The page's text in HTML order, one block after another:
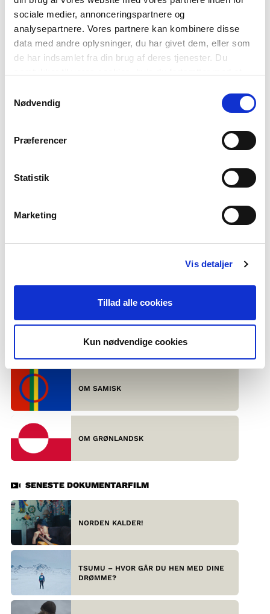
sociale medier, annonceringspartnere og
analysepartnere. Vores partnere kan kombinere disse
data med andre oplysninger, du har givet dem, eller som
de har indsamlet fra din brug af deres tjenester. Du
Nødvendig
Præferencer
Statistik
Marketing
Vis detaljer
Tillad alle cookies
Kun nødvendige cookies
Eksportord: Bil og jante
SENESTE FAKTATEKST
DE SKANDINAVISKE SPROG – UDEFRA
OM SAMISK
OM GRØNLANDSK
SENESTE DOKUMENTARFILM
NORDEN KALDER!
TSUMU – HVOR GÅR DU HEN MED DINE
DRØMME?